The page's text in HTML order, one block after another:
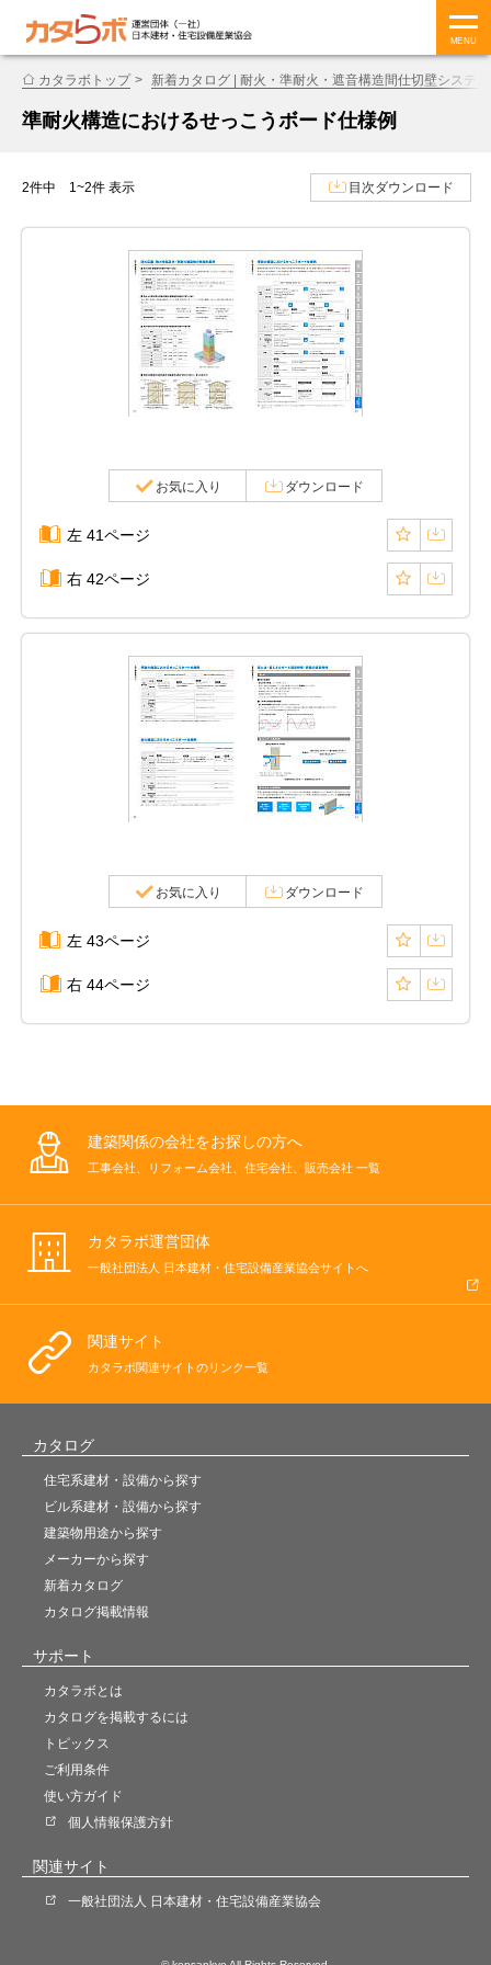
MENU
カタラボトップ 新着カタログ | 耐火・準耐火・遮音構造間仕切壁システム
準耐火構造におけるせっこうボード仕様例
2件中 1~2件 表示 目次ダウンロード
お気に入り ダウンロード
左 41ページ
右 42ページ
お気に入り ダウンロード
左 43ページ
右 44ページ
建築関係の会社をお探しの方へ
工事会社、リフォーム会社、住宅会社、販売会社 一覧
カタラボ運営団体
一般社団法人 日本建材・住宅設備産業協会サイトへ
関連サイト
カタラボ関連サイトのリンク一覧
カタログ
住宅系建材・設備から探す
ビル系建材・設備から探す
建築物用途から探す
メーカーから探す
新着カタログ
カタログ掲載情報
サポート
カタラボとは
カタログを掲載するには
トピックス
ご利用条件
使い方ガイド
個人情報保護方針
関連サイト
一般社団法人 日本建材・住宅設備産業協会